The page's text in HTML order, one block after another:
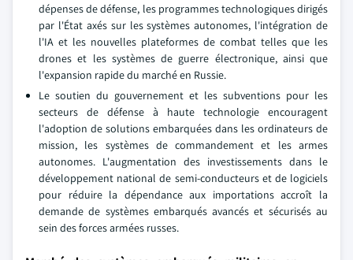
dépenses de défense, les programmes technologiques dirigés
par l'État axés sur les systèmes autonomes, l'intégration de
l'IA et les nouvelles plateformes de combat telles que les
drones et les systèmes de guerre électronique, ainsi que
l'expansion rapide du marché en Russie.
Le soutien du gouvernement et les subventions pour les
secteurs de défense à haute technologie encouragent
l'adoption de solutions embarquées dans les ordinateurs de
mission, les systèmes de commandement et les armes
autonomes. L'augmentation des investissements dans le
développement national de semi-conducteurs et de logiciels
pour réduire la dépendance aux importations accroît la
demande de systèmes embarqués avancés et sécurisés au
sein des forces armées russes.